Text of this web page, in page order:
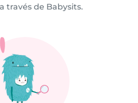
través de Babysits.